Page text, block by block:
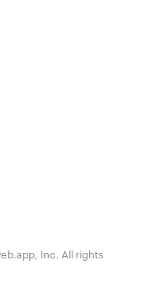
Inc. All rights